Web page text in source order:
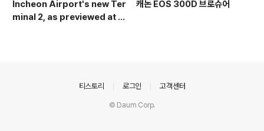
Incheon Airport's new Ter
minal 2, as previewed at T
캐논 EOS 300D 브로슈어
티스토리 로그인 고객센터
© Daum Corp.